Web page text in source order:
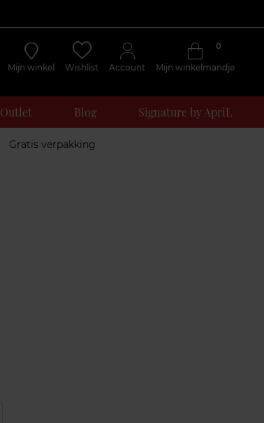
Mijn winkel Wishlist Account Mijn winkelmandje
0
Blog Signature by ApriL
Gratis verpakking